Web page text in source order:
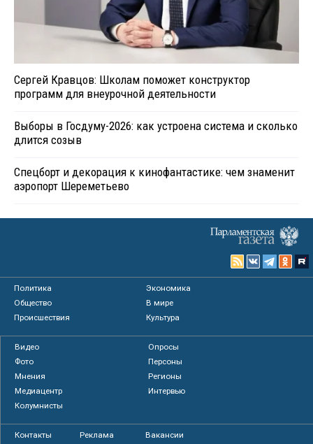
Сергей Кравцов: Школам поможет конструктор
программ для внеурочной деятельности
Выборы в Госдуму-2026: как устроена система и сколько
длится созыв
Спецборт и декорация к кинофантастике: чем знаменит
аэропорт Шереметьево
Политика
Экономика
Общество
В мире
Происшествия
Культура
Видео
Опросы
Фото
Персоны
Мнения
Регионы
Медиацентр
Интервью
Колумнисты
Контакты Реклама Вакансии